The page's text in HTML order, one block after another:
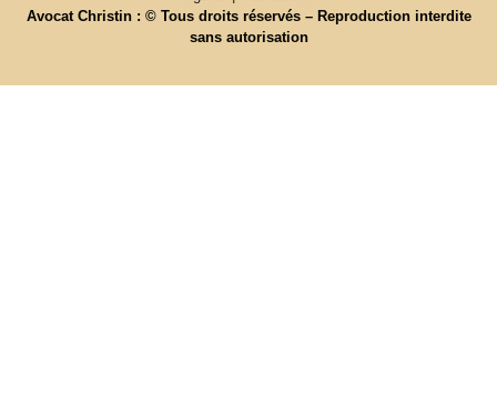
Avocat Christin : © Tous droits réservés – Reproduction interdite
sans autorisation